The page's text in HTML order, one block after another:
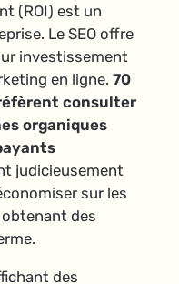
(ROI) est un
Le SEO offre
investissement
en ligne. 70
consulter
organiques
judicieusement
sur les
des